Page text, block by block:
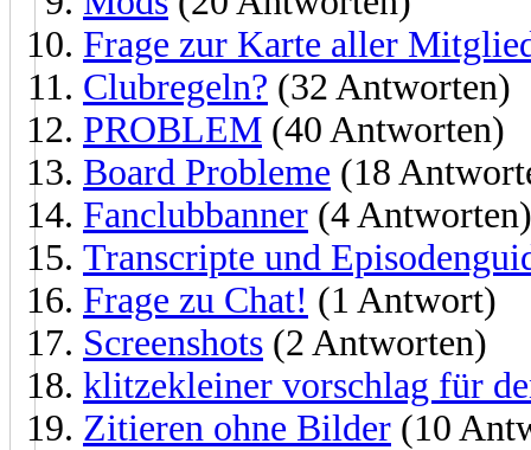
Frage zur Karte aller
Clubregeln? (32 Antworten)
PROBLEM (40 Antworten)
Board Probleme (18
Fanclubbanner (4 Antworten)
Transcripte und
Frage zu Chat! (1 Antwort)
Screenshots (2 Antworten)
klitzekleiner vorschlag für
Zitieren ohne Bilder (10